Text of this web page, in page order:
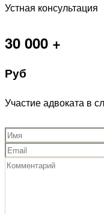
Устная консультация
30 000 +
Руб
Участие адвоката в